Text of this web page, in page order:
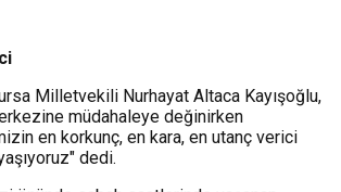
Milletvekili Nurhayat Altaca Kayışoğlu,
müdahaleye değinirken
en korkunç, en kara, en utanç verici
dedi.